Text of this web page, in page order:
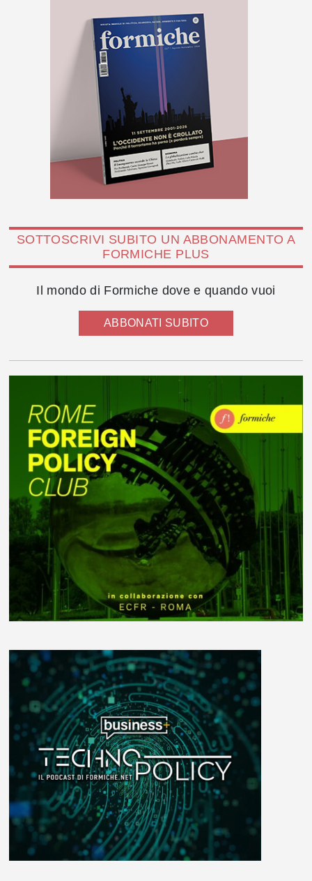
SOTTOSCRIVI SUBITO UN ABBONAMENTO A
FORMICHE PLUS
Il mondo di Formiche dove e quando vuoi
ABBONATI SUBITO